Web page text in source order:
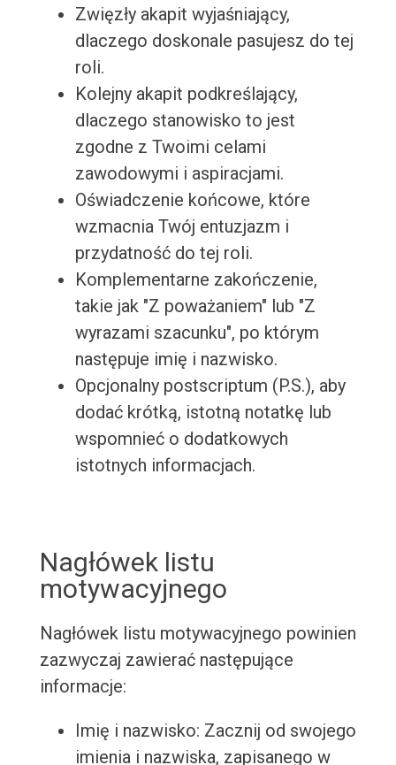
Zwięzły akapit wyjaśniający,
dlaczego doskonale pasujesz do tej
roli.
Kolejny akapit podkreślający,
dlaczego stanowisko to jest
zgodne z Twoimi celami
zawodowymi i aspiracjami.
Oświadczenie końcowe, które
wzmacnia Twój entuzjazm i
przydatność do tej roli.
Komplementarne zakończenie,
takie jak "Z poważaniem" lub "Z
wyrazami szacunku", po którym
następuje imię i nazwisko.
Opcjonalny postscriptum (P.S.), aby
dodać krótką, istotną notatkę lub
wspomnieć o dodatkowych
istotnych informacjach.
Nagłówek listu
motywacyjnego
Nagłówek listu motywacyjnego powinien
zazwyczaj zawierać następujące
informacje:
Imię i nazwisko: Zacznij od swojego
imienia i nazwiska, zapisanego w